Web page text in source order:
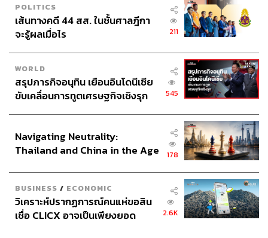
ประเทศไทย
THE STANDARD
Malaysia
เชียงใหม่
ราคาน้ำมัน เศรษฐกิจโลก
275
POLITICS
เส้นทางคดี 44 สส. ในชั้นศาลฎีกา
จะรู้ผลเมื่อไร
211
WORLD
สรุปภารกิจอนุทิน เยือนอินโดนีเซีย
ขับเคลื่อนการทูตเศรษฐกิจเชิงรุก
545
Navigating Neutrality:
Thailand and China in the Age
178
BUSINESS / ECONOMIC
วิเคราะห์ปรากฏการณ์คนแห่ขอสิน
เชื่อ CLICX อาจเป็นเพียงยอด
2.6K